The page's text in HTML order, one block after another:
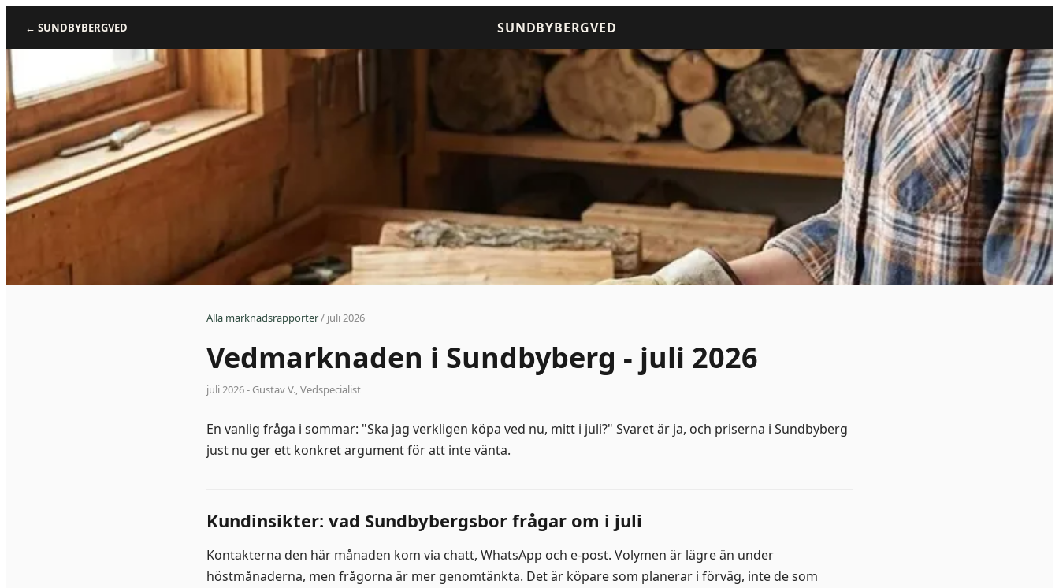
← SUNDBYBERGVED SUNDBYBERGVED
Alla marknadsrapporter/ juli 2026
Vedmarknaden i Sundbyberg - juli 2026
juli 2026- Gustav V., Vedspecialist
En vanlig fråga i sommar: "Ska jag verkligen köpa ved nu, mitt i juli?" Svaret är ja, och priserna i Sundbyberg
just nu ger ett konkret argument för att inte vänta.
Kundinsikter: vad Sundbybergsbor frågar om i juli
Kontakterna den här månaden kom via chatt, WhatsApp och e-post. Volymen är lägre än under
höstmånaderna, men frågorna är mer genomtänkta. Det är köpare som planerar i förväg, inte de som